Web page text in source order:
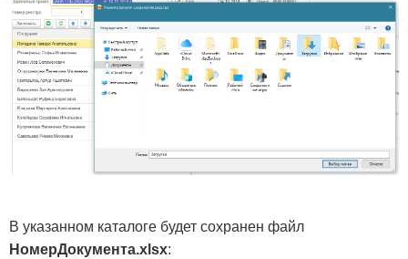
В указанном каталоге будет сохранен файл
НомерДокумента.xlsx: